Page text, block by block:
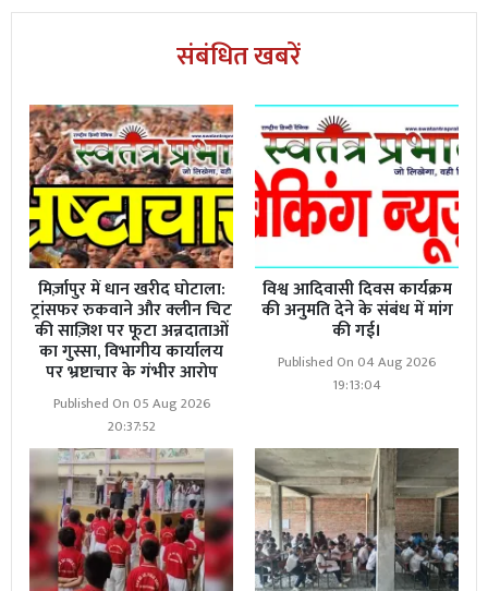
संबंधित खबरें
मिर्ज़ापुर में धान खरीद घोटाला:
ट्रांसफर रुकवाने और क्लीन चिट
की साज़िश पर फूटा अन्नदाताओं
का गुस्सा, विभागीय कार्यालय
पर भ्रष्टाचार के गंभीर आरोप
Published On 05 Aug 2026
20:37:52
विश्व आदिवासी दिवस कार्यक्रम
की अनुमति देने के संबंध में मांग
की गई।
Published On 04 Aug 2026
19:13:04